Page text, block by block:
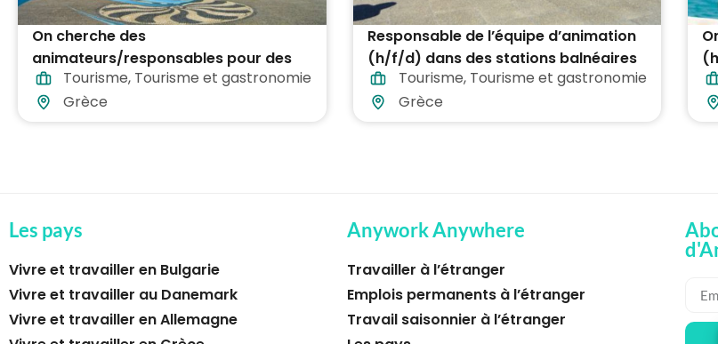
On cherche des
animateurs/responsables pour des
stations balnéaires ensoleillées dans
toute la Grèce
Tourisme, Tourisme et gastronomie
Grèce
Responsable de l’équipe d’animation
(h/f/d) dans des stations balnéaires
ensoleillées partout en Grèce
Tourisme, Tourisme et gastronomie
Grèce
Les pays
Vivre et travailler en Bulgarie
Vivre et travailler au Danemark
Vivre et travailler en Allemagne
Anywork Anywhere
Travailler à l’étranger
Emplois permanents à l’étranger
Travail saisonnier à l’étranger